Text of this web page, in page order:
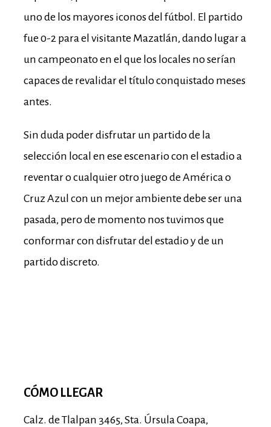
uno de los mayores iconos del fútbol. El partido
fue 0-2 para el visitante Mazatlán, dando lugar a
un campeonato en el que los locales no serían
capaces de revalidar el título conquistado meses
antes.
Sin duda poder disfrutar un partido de la
selección local en ese escenario con el estadio a
reventar o cualquier otro juego de América o
Cruz Azul con un mejor ambiente debe ser una
pasada, pero de momento nos tuvimos que
conformar con disfrutar del estadio y de un
partido discreto.
CÓMO LLEGAR
Calz. de Tlalpan 3465, Sta. Úrsula Coapa,